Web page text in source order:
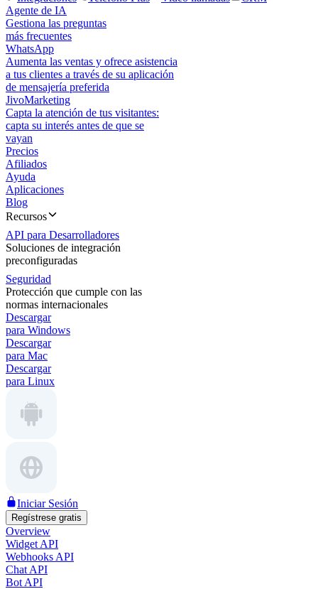
Agente de IA
Gestiona las preguntas
más frecuentes
WhatsApp
Aumenta las ventas y ofrece asistencia
a tus clientes a través de su aplicación
de mensajería preferida
JivoMarketing
Capta la atención de tus visitantes:
capta su interés antes de que se
vayan
Precios
Afiliados
Ayuda
Aplicaciones
Blog
Recursos
API para Desarrolladores
Soluciones de integración
preconfiguradas
Seguridad
Protección que cumple con las
normas internacionales
Descargar
para Windows
Descargar
para Mac
Descargar
para Linux
Iniciar Sesión
Regístrese gratis
Overview
Widget API
Webhooks API
Chat API
Bot API